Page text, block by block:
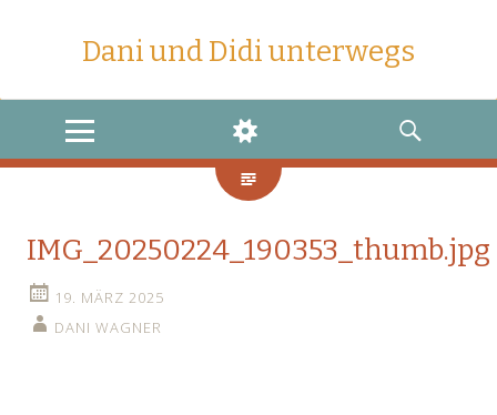
Dani und Didi unterwegs
MENU
WIDGETS
SEARCH
IMG_20250224_190353_thumb.jpg
19. MÄRZ 2025
DANI WAGNER